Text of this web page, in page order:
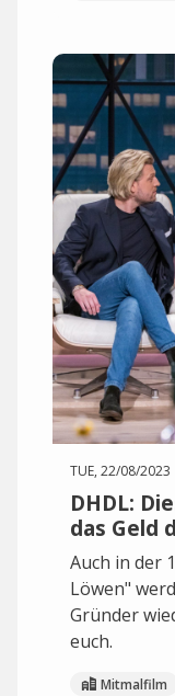
TUE, 22/08/2023
DHDL:
das Geld
Auch in der
Löwen"
Gründer
euch.
Mitmalfilm